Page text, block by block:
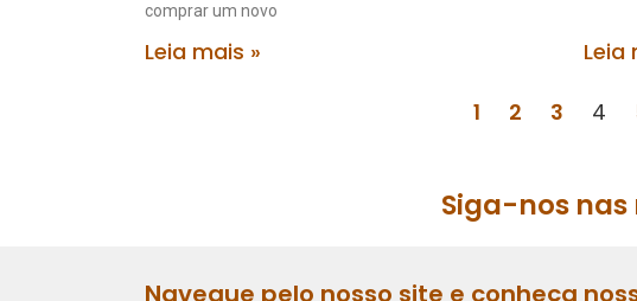
comprar um novo
Leia mais » Leia
1 2 3 4
Siga-nos nas